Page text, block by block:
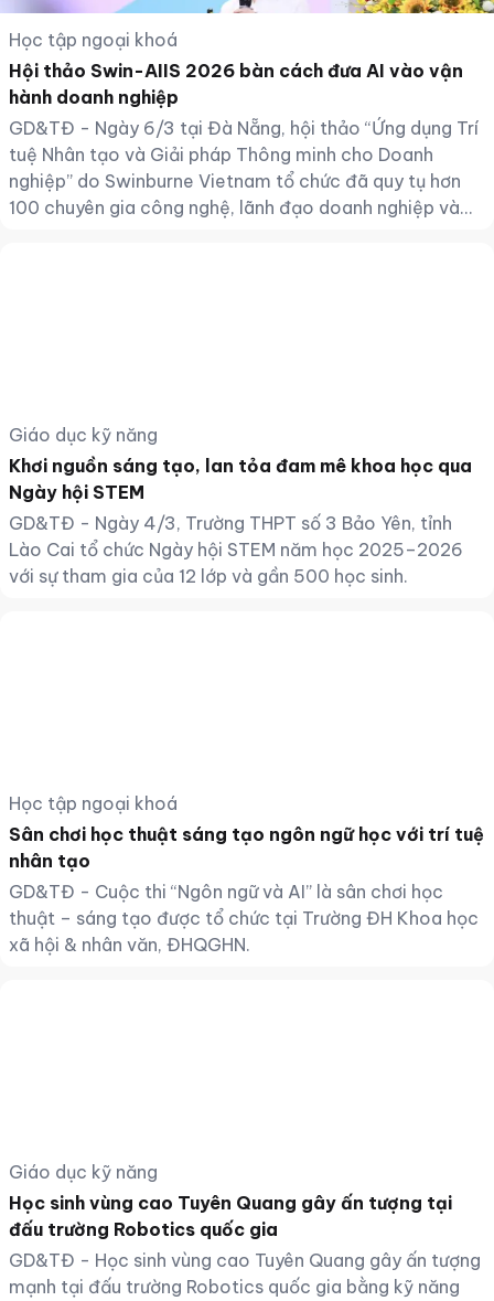
Học tập ngoại khoá
Hội thảo Swin-AIIS 2026 bàn cách đưa AI vào vận
hành doanh nghiệp
GD&TĐ - Ngày 6/3 tại Đà Nẵng, hội thảo “Ứng dụng Trí
tuệ Nhân tạo và Giải pháp Thông minh cho Doanh
nghiệp” do Swinburne Vietnam tổ chức đã quy tụ hơn
100 chuyên gia công nghệ, lãnh đạo doanh nghiệp và
Giáo dục kỹ năng
Khơi nguồn sáng tạo, lan tỏa đam mê khoa học qua
Ngày hội STEM
GD&TĐ - Ngày 4/3, Trường THPT số 3 Bảo Yên, tỉnh
Lào Cai tổ chức Ngày hội STEM năm học 2025–2026
với sự tham gia của 12 lớp và gần 500 học sinh.
Học tập ngoại khoá
Sân chơi học thuật sáng tạo ngôn ngữ học với trí tuệ
nhân tạo
GD&TĐ - Cuộc thi “Ngôn ngữ và AI” là sân chơi học
thuật – sáng tạo được tổ chức tại Trường ĐH Khoa học
xã hội & nhân văn, ĐHQGHN.
Giáo dục kỹ năng
Học sinh vùng cao Tuyên Quang gây ấn tượng tại
đấu trường Robotics quốc gia
GD&TĐ - Học sinh vùng cao Tuyên Quang gây ấn tượng
mạnh tại đấu trường Robotics quốc gia bằng kỹ năng